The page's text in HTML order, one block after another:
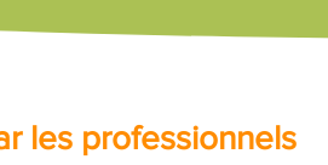
les professionnels